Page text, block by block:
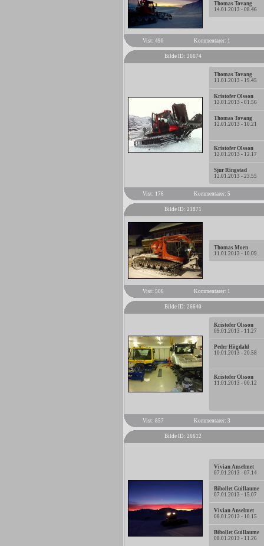
Thomas Tovang
14.01.2013 - 08.46
Vist: 490 Kommentarer: 1
Bilde ID: 26674
Thomas Tovang
11.01.2013 - 19.45
Kristofer Olsson
12.01.2013 - 01.56
Thomas Tovang
12.01.2013 - 10.21
Kristofer Olsson
12.01.2013 - 12.17
Sjur Ringstad
12.01.2013 - 23.55
Vist: 176 Kommentarer: 5
Bilde ID: 21871
Thomas Moen
11.01.2013 - 10.09
Vist: 506 Kommentarer: 1
Bilde ID: 26640
Kristofer Olsson
09.01.2013 - 11.27
Peder Högdahl
10.01.2013 - 20.58
Kristofer Olsson
11.01.2013 - 00.12
Vist: 857 Kommentarer: 3
Bilde ID: 26612
Vivian Anselmet
07.01.2013 - 07.14
Bibollet Guillaume
07.01.2013 - 15.07
Vivian Anselmet
08.01.2013 - 10.15
Bibollet Guillaume
08.01.2013 - 11.26